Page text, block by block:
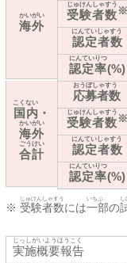
海外
かいがい 受験者数
じゅけんしゃすう
※
認定者数
にんていしゃすう
認定率
にんていりつ
(%)
国内
こくない
・
海外
かいがい
合計
ごうけい
応募者数
おうぼしゃすう
受験者数
じゅけんしゃすう
※
認定者数
にんていしゃすう
認定率
にんていりつ
(%)
※ 受験者数
じゅけんしゃすう
には一部
いちぶ
の
実施概要報告
じっしがいようほうこく